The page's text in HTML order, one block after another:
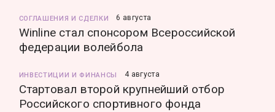
СОГЛАШЕНИЯ И СДЕЛКИ 6 августа
Winline стал спонсором Всероссийской
федерации волейбола
ИНВЕСТИЦИИ И ФИНАНСЫ 4 августа
Стартовал второй крупнейший отбор
Российского спортивного фонда